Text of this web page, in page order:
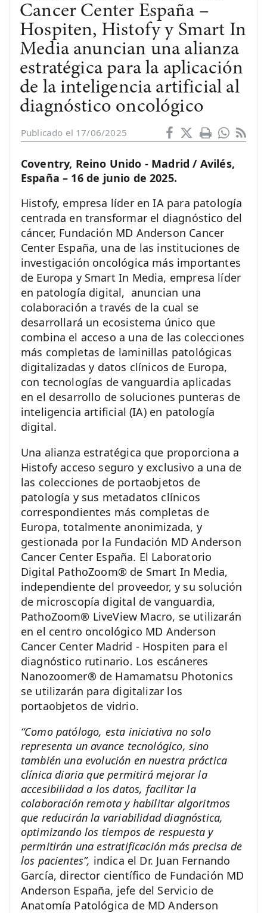
Cancer Center España –
Hospiten, Histofy y Smart In
Media anuncian una alianza
estratégica para la aplicación
de la inteligencia artificial al
diagnóstico oncológico
Publicado el 17/06/2025
Coventry, Reino Unido - Madrid / Avilés,
España – 16 de junio de 2025.
Histofy, empresa líder en IA para patología
centrada en transformar el diagnóstico del
cáncer, Fundación MD Anderson Cancer
Center España, una de las instituciones de
investigación oncológica más importantes
de Europa y Smart In Media, empresa líder
en patología digital, anuncian una
colaboración a través de la cual se
desarrollará un ecosistema único que
combina el acceso a una de las colecciones
más completas de laminillas patológicas
digitalizadas y datos clínicos de Europa,
con tecnologías de vanguardia aplicadas
en el desarrollo de soluciones punteras de
inteligencia artificial (IA) en patología
digital.
Una alianza estratégica que proporciona a
Histofy acceso seguro y exclusivo a una de
las colecciones de portaobjetos de
patología y sus metadatos clínicos
correspondientes más completas de
Europa, totalmente anonimizada, y
gestionada por la Fundación MD Anderson
Cancer Center España. El Laboratorio
Digital PathoZoom® de Smart In Media,
independiente del proveedor, y su solución
de microscopía digital de vanguardia,
PathoZoom® LiveView Macro, se utilizarán
en el centro oncológico MD Anderson
Cancer Center Madrid - Hospiten para el
diagnóstico rutinario. Los escáneres
Nanozoomer® de Hamamatsu Photonics
se utilizarán para digitalizar los
portaobjetos de vidrio.
“Como patólogo, esta iniciativa no solo
representa un avance tecnológico, sino
también una evolución en nuestra práctica
clínica diaria que permitirá mejorar la
accesibilidad a los datos, facilitar la
colaboración remota y habilitar algoritmos
que reducirán la variabilidad diagnóstica,
optimizando los tiempos de respuesta y
permitirán una estratificación más precisa de
los pacientes”, indica el Dr. Juan Fernando
García, director científico de Fundación MD
Anderson España, jefe del Servicio de
Anatomía Patológica de MD Anderson